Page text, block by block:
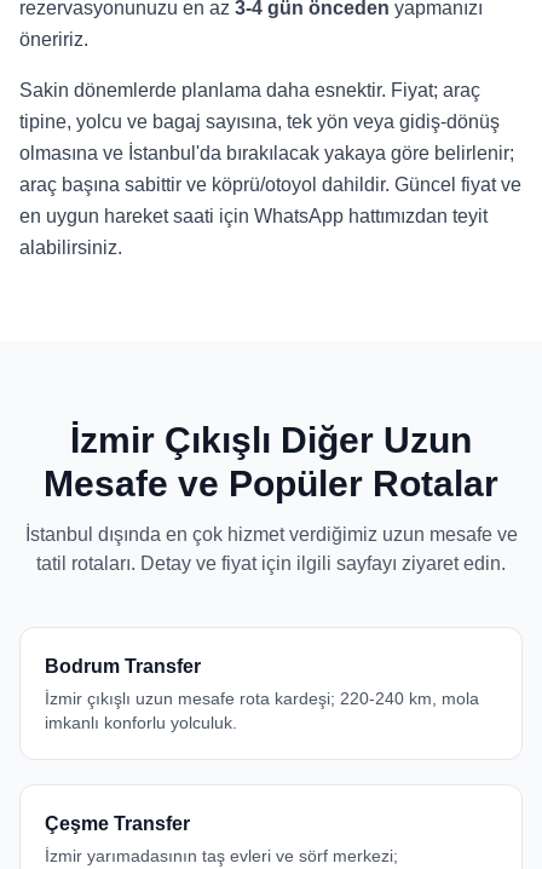
rezervasyonunuzu en az 3-4 gün önceden yapmanızı
öneririz.
Sakin dönemlerde planlama daha esnektir. Fiyat; araç
tipine, yolcu ve bagaj sayısına, tek yön veya gidiş-dönüş
olmasına ve İstanbul'da bırakılacak yakaya göre belirlenir;
araç başına sabittir ve köprü/otoyol dahildir. Güncel fiyat ve
en uygun hareket saati için WhatsApp hattımızdan teyit
alabilirsiniz.
İzmir Çıkışlı Diğer Uzun
Mesafe ve Popüler Rotalar
İstanbul dışında en çok hizmet verdiğimiz uzun mesafe ve
tatil rotaları. Detay ve fiyat için ilgili sayfayı ziyaret edin.
Bodrum Transfer
İzmir çıkışlı uzun mesafe rota kardeşi; 220-240 km, mola
imkanlı konforlu yolculuk.
Çeşme Transfer
İzmir yarımadasının taş evleri ve sörf merkezi;